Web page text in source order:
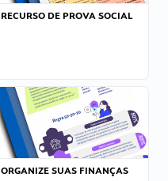
RECURSO DE PROVA SOCIAL
ORGANIZE SUAS FINANÇAS